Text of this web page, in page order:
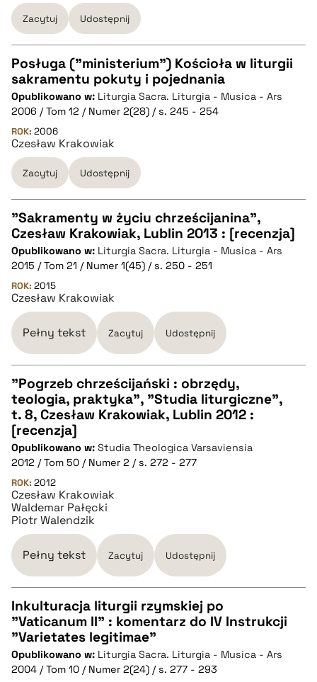
BIBTEX
pobierz cytat
Zacytuj Udostępnij
CZYSTY TEKST
pobierz cytat
BIBTEX
pobierz cytat
Posługa ("ministerium") Kościoła w liturgii
sakramentu pokuty i pojednania
Opublikowano w: Liturgia Sacra. Liturgia - Musica - Ars
2006 / Tom 12 / Numer 2(28) / s. 245 - 254
ROK: 2006
Czesław Krakowiak
Zacytuj Udostępnij
CZYSTY TEKST
pobierz cytat
BIBTEX
pobierz cytat
"Sakramenty w życiu chrześcijanina",
Czesław Krakowiak, Lublin 2013 : [recenzja]
Opublikowano w: Liturgia Sacra. Liturgia - Musica - Ars
2015 / Tom 21 / Numer 1(45) / s. 250 - 251
ROK: 2015
Czesław Krakowiak
Pełny tekst Zacytuj Udostępnij
CZYSTY TEKST
pobierz cytat
BIBTEX
pobierz cytat
"Pogrzeb chrześcijański : obrzędy,
teologia, praktyka", "Studia liturgiczne",
t. 8, Czesław Krakowiak, Lublin 2012 :
[recenzja]
Opublikowano w: Studia Theologica Varsaviensia
2012 / Tom 50 / Numer 2 / s. 272 - 277
ROK: 2012
Czesław Krakowiak
Waldemar Pałęcki
Piotr Walendzik
Pełny tekst Zacytuj Udostępnij
CZYSTY TEKST
pobierz cytat
Inkulturacja liturgii rzymskiej po
"Vaticanum II" : komentarz do IV Instrukcji
"Varietates legitimae"
Opublikowano w: Liturgia Sacra. Liturgia - Musica - Ars
2004 / Tom 10 / Numer 2(24) / s. 277 - 293